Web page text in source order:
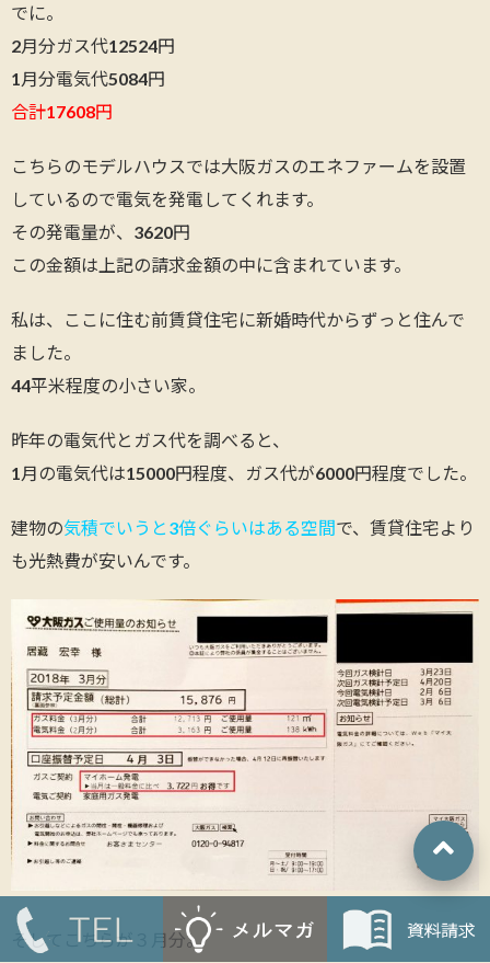
でに。
2月分ガス代12524円
1月分電気代5084円
合計17608円
こちらのモデルハウスでは大阪ガスのエネファームを設置
しているので電気を発電してくれます。
その発電量が、3620円
この金額は上記の請求金額の中に含まれています。
私は、ここに住む前賃貸住宅に新婚時代からずっと住んで
ました。
44平米程度の小さい家。
昨年の電気代とガス代を調べると、
1月の電気代は15000円程度、ガス代が6000円程度でした。
建物の気積でいうと3倍ぐらいはある空間で、賃貸住宅より
も光熱費が安いんです。
そしてこちらが３月分。